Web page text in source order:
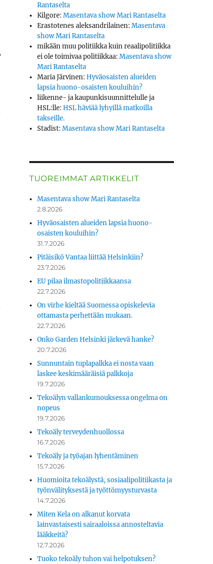
Rantaselta
Kilgore:Masentava show Mari Rantaselta
Erastotenes aleksandrilainen:Masentava
show Mari Rantaselta
mikään muu politiikka kuin reaalipolitiikka
ei ole toimivaa politiikkaa:Masentava show
Mari Rantaselta
Maria Järvinen:Hyväosaisten alueiden
lapsia huono-osaisten kouluihin?
liikenne- ja kaupunkisuunnittelulle ja
HSL:lle:HSL häviää lyhyillä matkoilla
takseille.
Stadist:Masentava show Mari Rantaselta
TUOREIMMAT ARTIKKELIT
Masentava show Mari Rantaselta
2.8.2026
Hyväosaisten alueiden lapsia huono-
osaisten kouluihin?
31.7.2026
Pitäisikö Vantaa liittää Helsinkiin?
23.7.2026
EU pilaa ilmastopolitiikkaansa
22.7.2026
On virhe kieltää Suomessa opiskelevia
ottamasta perhettään mukaan.
22.7.2026
Onko Garden Helsinki järkevä hanke?
20.7.2026
Sunnuntain tuplapalkka ei nosta vaan
laskee keskimääräisiä palkkoja
19.7.2026
Tekoälyn vallankumouksessa ongelma on
nopeus
19.7.2026
Tekoäly terveydenhuollossa
16.7.2026
Tekoäly ja työajan lyhentäminen
15.7.2026
Huomioita tekoälystä, sosiaalipolitiikasta ja
työnvälityksestä ja työttömyysturvasta
14.7.2026
Miten Kela on alkanut korvata
lainvastaisesti sairaaloissa annosteltavia
lääkkeitä?
12.7.2026
Tuoko tekoäly tuhon vai helpotuksen?